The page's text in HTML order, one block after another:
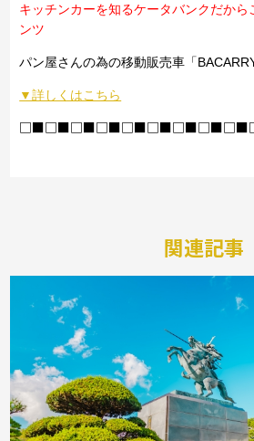
キッチンカーを知るケータバンクだから
ンツ
パン屋さんの為の移動販売車「
▼詳しくはこちら
関連記事